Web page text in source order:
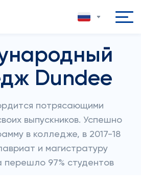
Dundee
потрясающими
выпускников. Успешно
в колледже, в 2017-18
и магистратуру
перешло 97% студентов